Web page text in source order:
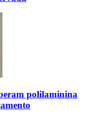
polilaminina